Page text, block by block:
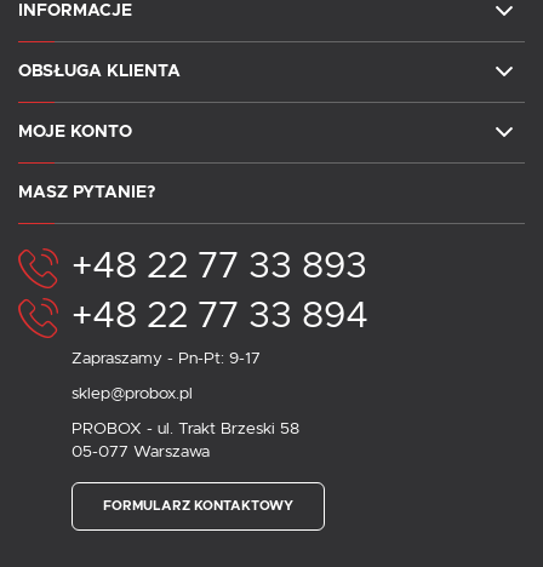
INFORMACJE
OBSŁUGA KLIENTA
MOJE KONTO
MASZ PYTANIE?
+48 22 77 33 893
+48 22 77 33 894
Zapraszamy - Pn-Pt: 9-17
sklep@probox.pl
PROBOX - ul. Trakt Brzeski 58
05-077 Warszawa
FORMULARZ KONTAKTOWY